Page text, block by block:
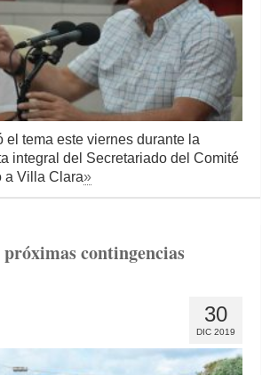
el tema este viernes durante la
integral del Secretariado del Comité
a Villa Clara»
próximas contingencias
30
DIC 2019